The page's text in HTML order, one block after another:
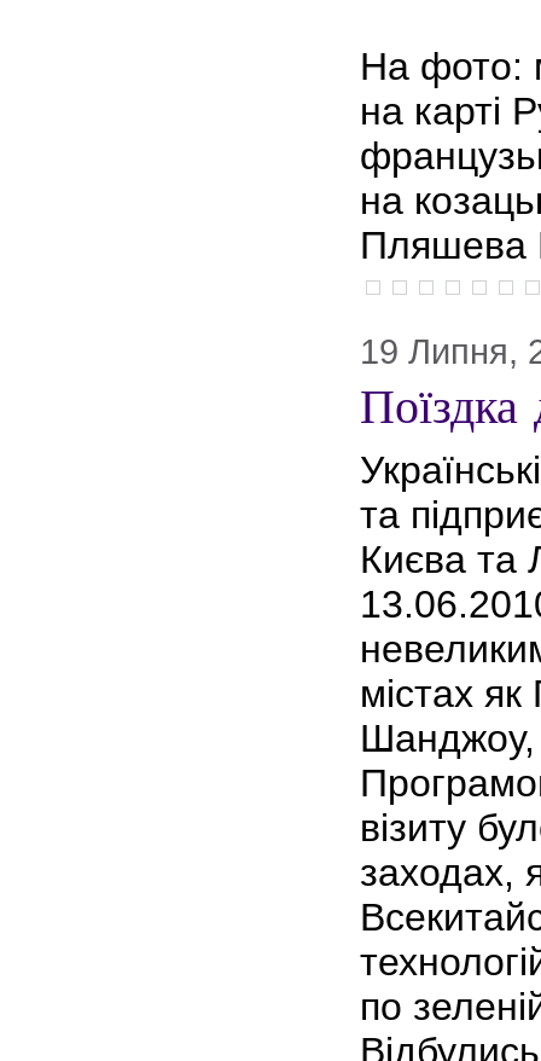
На фото:
на карті
на
Пляшева
19 Липня,
та
Києва та
містах
візиту
заходах,
по